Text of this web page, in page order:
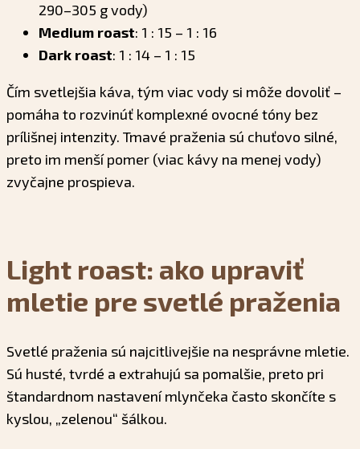
290–305 g vody)
Medium roast: 1 : 15 – 1 : 16
Dark roast: 1 : 14 – 1 : 15
Čím svetlejšia káva, tým viac vody si môže dovoliť –
pomáha to rozvinúť komplexné ovocné tóny bez
prílišnej intenzity. Tmavé praženia sú chuťovo silné,
preto im menší pomer (viac kávy na menej vody)
zvyčajne prospieva.
Light roast: ako upraviť
mletie pre svetlé praženia
Svetlé praženia sú najcitlivejšie na nesprávne mletie.
Sú husté, tvrdé a extrahujú sa pomalšie, preto pri
štandardnom nastavení mlynčeka často skončíte s
kyslou, „zelenou“ šálkou.